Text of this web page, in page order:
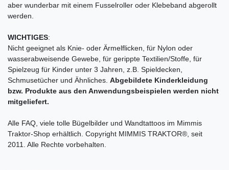
aber wunderbar mit einem Fusselroller oder Klebeband abgerollt
werden.
WICHTIGES:
Nicht geeignet als Knie- oder Ärmelflicken, für Nylon oder
wasserabweisende Gewebe, für gerippte Textilien/Stoffe, für
Spielzeug für Kinder unter 3 Jahren, z.B. Spieldecken,
Schmusetücher und Ähnliches. Abgebildete Kinderkleidung
bzw. Produkte aus den Anwendungsbeispielen werden nicht
mitgeliefert.
Alle FAQ, viele tolle Bügelbilder und Wandtattoos im Mimmis
Traktor-Shop erhältlich. Copyright MIMMIS TRAKTOR®, seit
2011. Alle Rechte vorbehalten.